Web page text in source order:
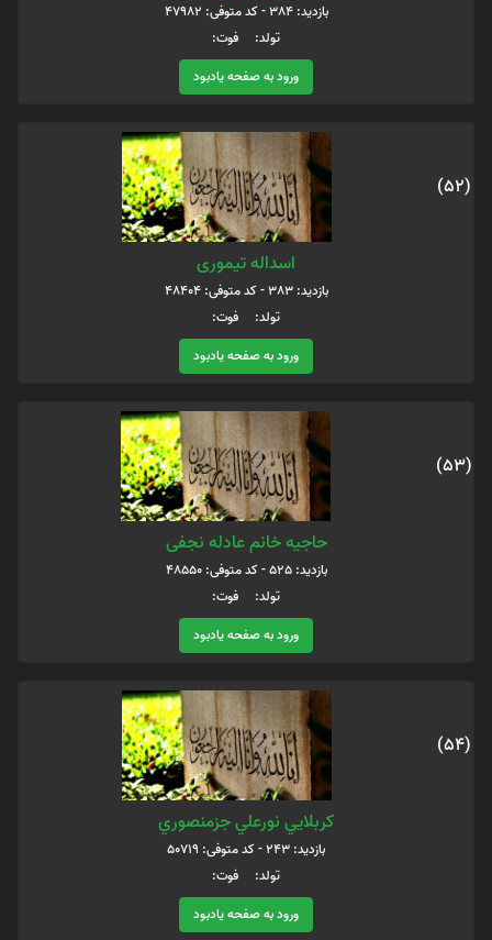
بازدید: 384 - کد متوفی: 47982
تولد: فوت:
ورود به صفحه یادبود
(52)
اسداله تیموری
بازدید: 383 - کد متوفی: 48404
تولد: فوت:
ورود به صفحه یادبود
(53)
حاجیه خانم عادله نجفی
بازدید: 525 - کد متوفی: 48550
تولد: فوت:
ورود به صفحه یادبود
(54)
كربلايي نورعلي جزمنصوري
بازدید: 243 - کد متوفی: 50719
تولد: فوت:
ورود به صفحه یادبود